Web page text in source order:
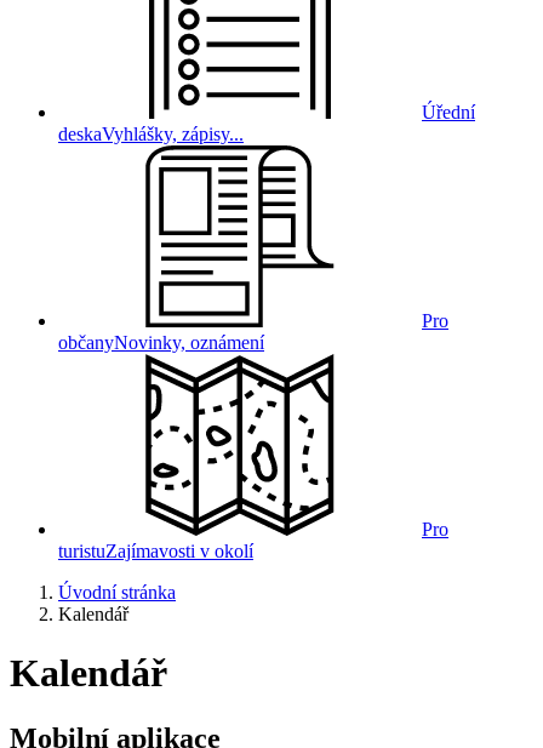
Úřední
deskaVyhlášky, zápisy...
Pro
občanyNovinky, oznámení
Pro
turistuZajímavosti v okolí
Úvodní stránka
Kalendář
Kalendář
Mobilní aplikace